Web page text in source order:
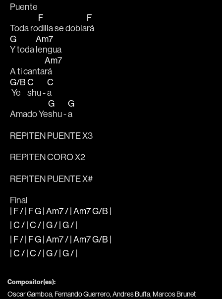
Puente
Toda ro
F
dilla se dobla
F
rá
G
Y toda
Am7
lengua
A ti canta
Am7
rá
G/B
Ye
C
shu -
C
a
Amado Ye
G
shu -
G
a
REPITEN PUENTE X3
REPITEN CORO X2
REPITEN PUENTE X#
Final
| F / | F G | Am7 / | Am7 G/B |
| C / | C / | G / | G / |
| F / | F G | Am7 / | Am7 G/B |
| C / | C / | G / | G / |
Compositor(es):
Oscar Gamboa, Fernando Guerrero, Andres Buffa, Marcos Brunet